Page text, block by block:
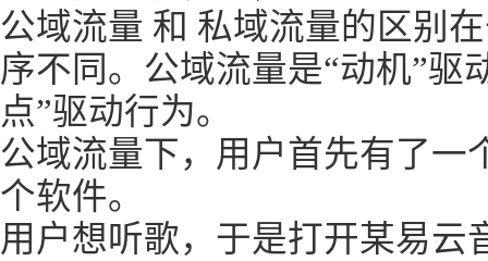
公域流量 和 私域流量的区别
序不同。公域流量是“动机”驱
点”驱动行为。
公域流量下，用户首先有了一
个软件。
用户想听歌，于是打开某易云